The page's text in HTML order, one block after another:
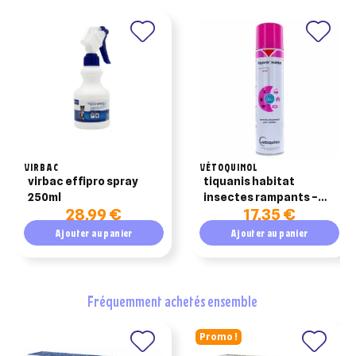
VIRBAC
virbac effipro spray
250ml
28,99 €
Ajouter au panier
VÉTOQUINOL
tiquanis habitat
insectes rampants –
spray 300 ml –
vetoquinol
17,35 €
Ajouter au panier
fréquemment achetés ensemble
Promo !